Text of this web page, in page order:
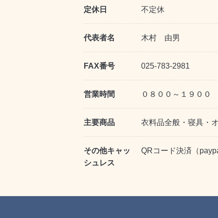
定休日 不定休
代表者名 木村 由男
FAX番号 025-783-2981
営業時間 ０８００～１９００
主要商品 衣料品全般・寝具・
その他キャッ
シュレス
QRコード決済（